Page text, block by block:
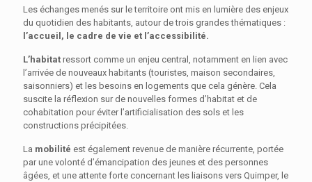
Les échanges menés sur le territoire ont mis en lumière des enjeux
du quotidien des habitants, autour de trois grandes thématiques :
l’accueil, le cadre de vie et l’accessibilité.
L’habitat ressort comme un enjeu central, notamment en lien avec
l’arrivée de nouveaux habitants (touristes, maison secondaires,
saisonniers) et les besoins en logements que cela génère. Cela
suscite la réflexion sur de nouvelles formes d’habitat et de
cohabitation pour éviter l’artificialisation des sols et les
constructions précipitées.
La mobilité est également revenue de manière récurrente, portée
par une volonté d’émancipation des jeunes et des personnes
âgées, et une attente forte concernant les liaisons vers Quimper, le